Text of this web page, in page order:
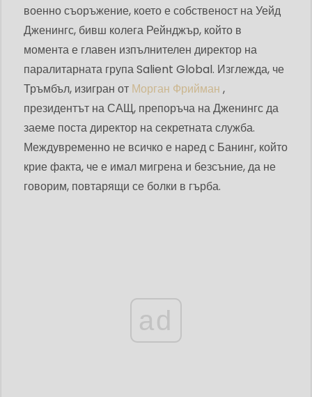
военно съоръжение, което е собственост на Уейд
Дженингс, бивш колега Рейнджър, който в
момента е главен изпълнителен директор на
паралитарната група Salient Global. Изглежда, че
Тръмбъл, изигран от Морган Фрийман ,
президентът на САЩ, препоръча на Дженингс да
заеме поста директор на секретната служба.
Междувременно не всичко е наред с Банинг, който
крие факта, че е имал мигрена и безсъние, да не
говорим, повтарящи се болки в гърба.
ad